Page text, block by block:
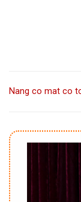
Nang co mat co